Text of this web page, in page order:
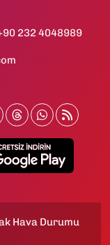
232 4048989
Hava Durumu